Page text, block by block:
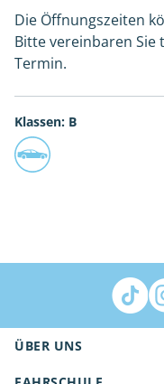
Die Öffnungszeiten
Bitte vereinbaren Sie
Termin.
Klassen: B
ÜBER UNS